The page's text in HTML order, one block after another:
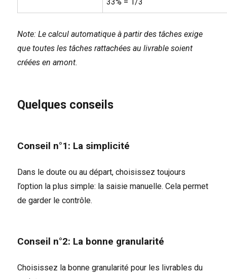
33% = 1/3
Note: Le calcul automatique à partir des tâches exige
que toutes les tâches rattachées au livrable soient
créées en amont.
Quelques conseils
Conseil n°1: La simplicité
Dans le doute ou au départ, choisissez toujours
l’option la plus simple: la saisie manuelle. Cela permet
de garder le contrôle.
Conseil n°2: La bonne granularité
Choisissez la bonne granularité pour les livrables du